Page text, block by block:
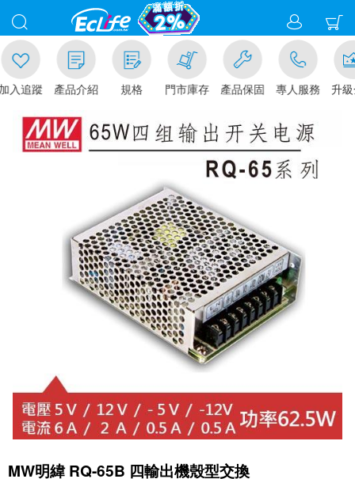
蹤 產品介紹 門市庫存 產品保固 專人服務 升級金賺
MW明緯 RQ-65B 四輸出機殼型交換